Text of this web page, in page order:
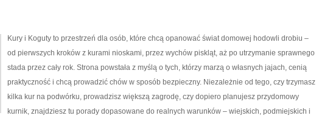
Kury i Koguty to przestrzeń dla osób, które chcą opanować świat domowej hodowli drobiu –
od pierwszych kroków z kurami nioskami, przez wychów piskląt, aż po utrzymanie sprawnego
stada przez cały rok. Strona powstała z myślą o tych, którzy marzą o własnych jajach, cenią
praktyczność i chcą prowadzić chów w sposób bezpieczny. Niezależnie od tego, czy trzymasz
kilka kur na podwórku, prowadzisz większą zagrodę, czy dopiero planujesz przydomowy
kurnik, znajdziesz tu porady dopasowane do realnych warunków – wiejskich, podmiejskich i